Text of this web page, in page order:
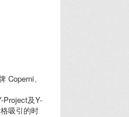
Coperni、
Project及Y-
吸引的时